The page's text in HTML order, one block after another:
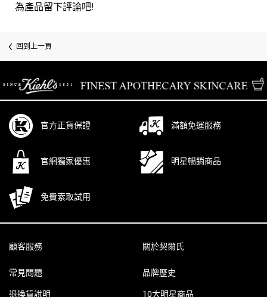
為產品留下評論吧!
回到上一頁
官方正貨保證 滿額免運服務
官網獨家優惠 明星暢銷商品
免費索取試用
顧客服務
常見問題
退換貨說明
關於契爾氏
品牌歷史
10大明星商品